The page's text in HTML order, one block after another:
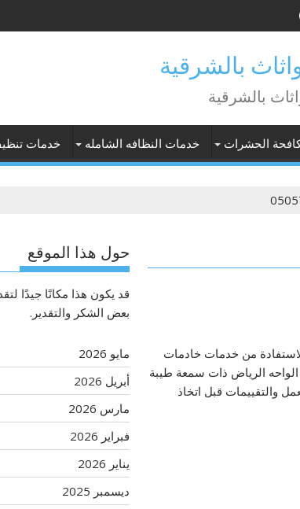
بالشرقية
بالشرقية
الحشرات خدمات النظافه الشامله خدمات
من خدمات خادمات
الواحه الرياض ذات سمعة طيبة
والتقييمات قبل اتخاذ
حول هذا الموقع
قد يكون هذا مكانًا جيدًا
بعض الشكر والتقدير.
مايو 2026
أبريل 2026
مارس 2026
فبراير 2026
يناير 2026
ديسمبر 2025